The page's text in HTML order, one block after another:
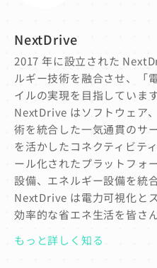
NextDrive
2017 年に設立された
ルギー技術を融合させ、「
イルの実現を目指していま
NextDrive はソフトウェア
術を統合した一気通貫のサ
を活かしたコネクティビテ
ール化されたプラットフォ
設備、エネルギー設備を統
NextDrive は電力可視化と
効率的な省エネ生活を皆さ
もっと詳しく知る